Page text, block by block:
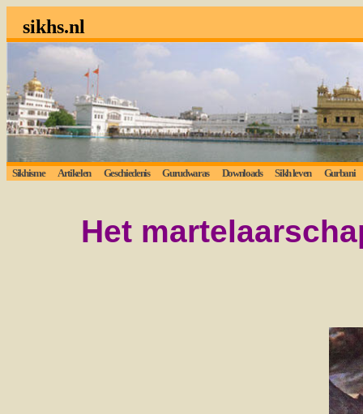
sikhs.nl
Sikhisme Artikelen Geschiedenis Gurudwaras Downloads Sikh leven Gurbani
Het